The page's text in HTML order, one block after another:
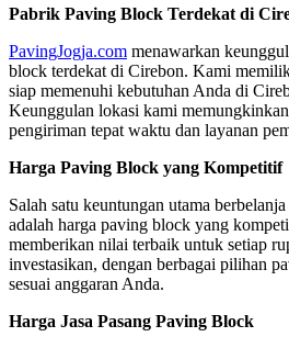
Pabrik Paving Block Terdekat di
PavingJogja.com menawarkan
block terdekat di Cirebon. Kami
siap memenuhi kebutuhan Anda di
Keunggulan lokasi kami
pengiriman tepat waktu dan layanan
Harga Paving Block yang Kompetitif
Salah satu keuntungan utama berbelanja
adalah harga paving block yang
memberikan nilai terbaik untuk setiap
investasikan, dengan berbagai pilihan
sesuai anggaran Anda.
Harga Jasa Pasang Paving Block